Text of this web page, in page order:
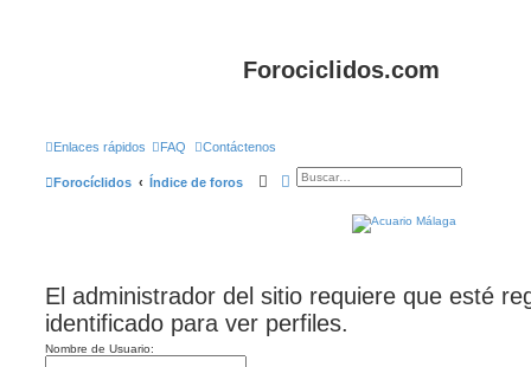
Forociclidos.com
Enlaces rápidos FAQ Contáctenos
Forocíclidos Índice de foros BuscarBúsqueda avanzada
El administrador del sitio requiere que esté
identificado para ver perfiles.
Nombre de Usuario: